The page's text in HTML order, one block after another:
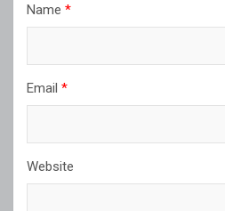
Name *
Email *
Website